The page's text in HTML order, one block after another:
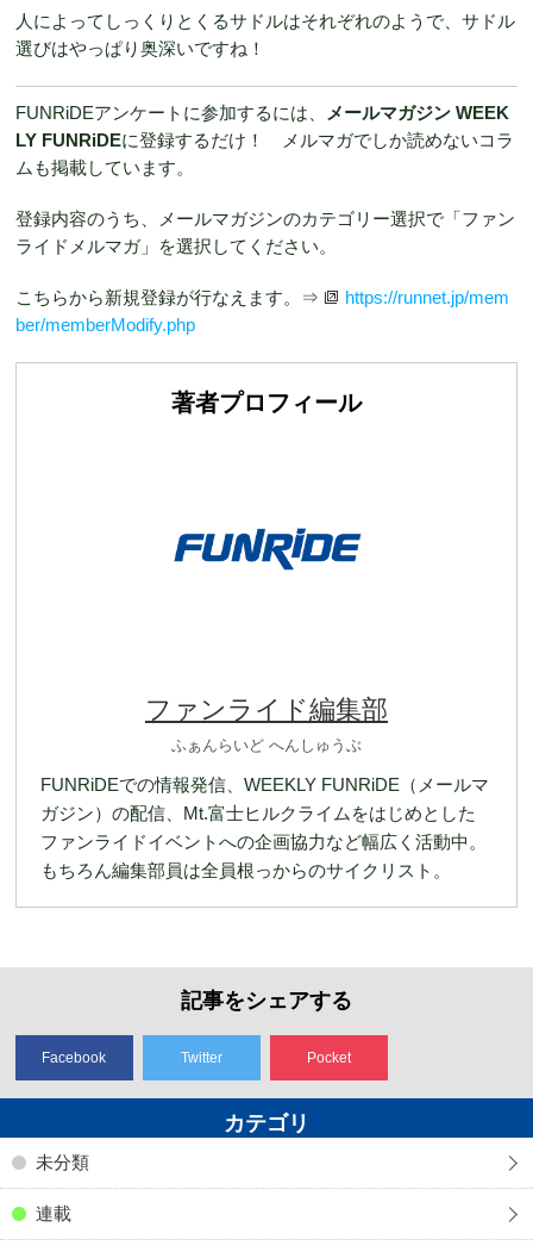
人によってしっくりとくるサドルはそれぞれのようで、サドル
選びはやっぱり奥深いですね！
FUNRiDEアンケートに参加するには、
メールマガジン WEEK
LY FUNRiDEに登録するだけ！ メルマガでしか読めないコラ
ムも掲載しています。
登録内容のうち、メールマガジンのカテゴリー選択で「ファン
ライドメルマガ」を選択してください。
こちらから新規登録が行なえます。⇒
https://runnet.jp/mem
ber/memberModify.php
著者プロフィール
ファンライド編集部
ふぁんらいど へんしゅうぶ
FUNRiDEでの情報発信、WEEKLY FUNRiDE（メールマ
ガジン）の配信、Mt.富士ヒルクライムをはじめとした
ファンライドイベントへの企画協力など幅広く活動中。
もちろん編集部員は全員根っからのサイクリスト。
記事をシェアする
Facebook Twitter Pocket
カテゴリ
未分類
連載